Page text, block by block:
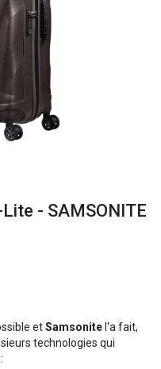
- SAMSONITE
etSamsonite l'a fait,
technologies qui